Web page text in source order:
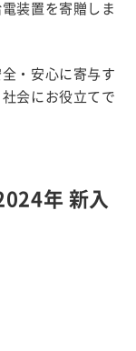
装置を寄贈しま
・安心に寄与す
会にお役立てで
年 新入